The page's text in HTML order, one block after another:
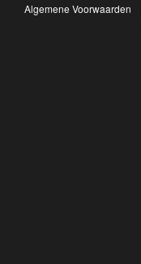
Algemene Voorwaarden